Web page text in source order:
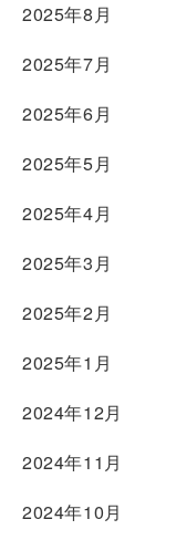
2025年8月
2025年7月
2025年6月
2025年5月
2025年4月
2025年3月
2025年2月
2025年1月
2024年12月
2024年11月
2024年10月